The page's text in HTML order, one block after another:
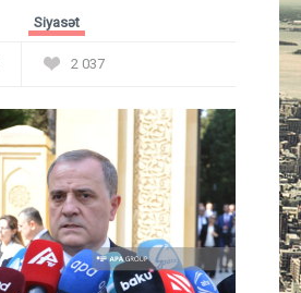
Mədəniyyət
Müsahibə
İdman
Siyasət
2 037